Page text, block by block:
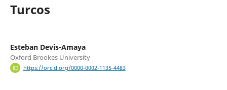
Turcos
Esteban Devis-Amaya
Oxford Brookes University
https://orcid.org/0000-0002-1135-4483